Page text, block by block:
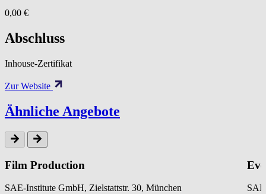
0,00 €
Abschluss
Inhouse-Zertifikat
Zur Website
Ähnliche Angebote
Film Production
SAE-Institute GmbH, Zielstattstr. 30, München